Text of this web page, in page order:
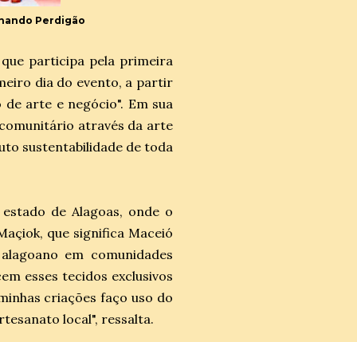
Perdigão
participa pela primeira
dia do evento, a partir
arte e negócio". Em sua
através da arte
sustentabilidade de toda
de Alagoas, onde o
que significa Maceió
em comunidades
esses tecidos exclusivos
criações faço uso do
local", ressalta.